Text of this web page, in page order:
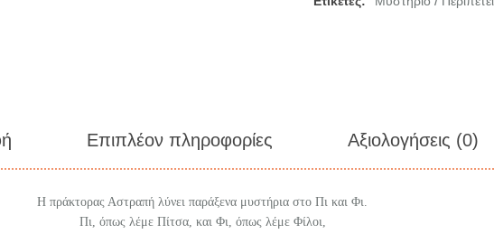
Επιπλέον πληροφορίες Αξιολογήσεις (0)
Η πράκτορας Αστραπή λύνει παράξενα μυστήρια στο Πι και Φι.
Πι, όπως λέμε Πίτσα, και Φι, όπως λέμε Φίλοι,